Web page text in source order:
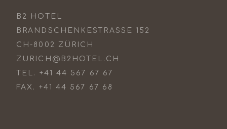
B2 HOTEL
BRANDSCHENKESTRASSE 152
CH-8002 ZÜRICH
ZURICH@B2HOTEL.CH
TEL. +41 44 567 67 67
FAX. +41 44 567 67 68